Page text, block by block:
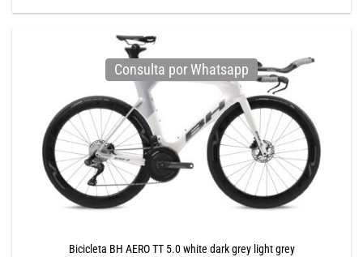
Consulta por Whatsapp
Bicicleta BH AERO TT 5.0 white dark grey light grey